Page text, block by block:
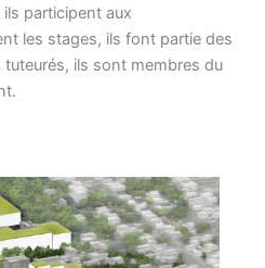
participent aux
les stages, ils font partie des
ils sont membres du